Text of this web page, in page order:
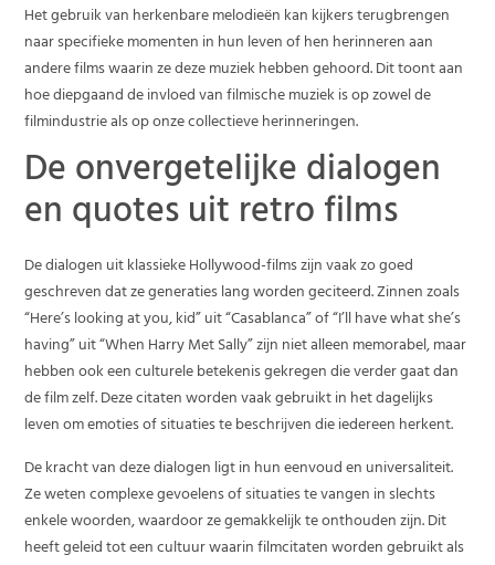
Het gebruik van herkenbare melodieën kan kijkers terugbrengen
naar specifieke momenten in hun leven of hen herinneren aan
andere films waarin ze deze muziek hebben gehoord. Dit toont aan
hoe diepgaand de invloed van filmische muziek is op zowel de
filmindustrie als op onze collectieve herinneringen.
De onvergetelijke dialogen
en quotes uit retro films
De dialogen uit klassieke Hollywood-films zijn vaak zo goed
geschreven dat ze generaties lang worden geciteerd. Zinnen zoals
“Here’s looking at you, kid” uit “Casablanca” of “I’ll have what she’s
having” uit “When Harry Met Sally” zijn niet alleen memorabel, maar
hebben ook een culturele betekenis gekregen die verder gaat dan
de film zelf. Deze citaten worden vaak gebruikt in het dagelijks
leven om emoties of situaties te beschrijven die iedereen herkent.
De kracht van deze dialogen ligt in hun eenvoud en universaliteit.
Ze weten complexe gevoelens of situaties te vangen in slechts
enkele woorden, waardoor ze gemakkelijk te onthouden zijn. Dit
heeft geleid tot een cultuur waarin filmcitaten worden gebruikt als